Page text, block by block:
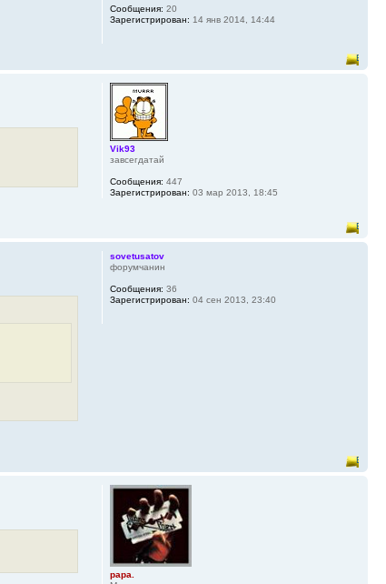
Сообщения: 20
Зарегистрирован: 14 янв 2014, 14:44
Vik93
завсегдатай
Сообщения: 447
Зарегистрирован: 03 мар 2013, 18:45
sovetusatov
форумчанин
Сообщения: 36
Зарегистрирован: 04 сен 2013, 23:40
papa.